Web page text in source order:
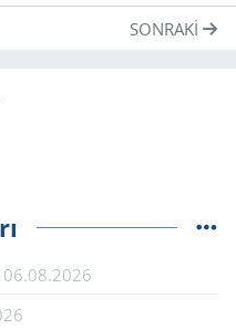
SONRAKI
06.08.2026